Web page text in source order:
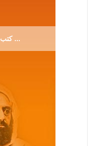
كتب : التاريخ، تراث ...